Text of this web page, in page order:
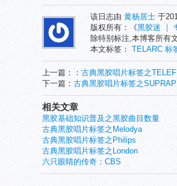
该日志由 黄杨居士 于
版权所有：《黑胶迷 ｜
除特别标注,本博客所有
本文标签： TELARC 标
上一篇：： 古典黑胶唱片标签之
下一篇： 古典黑胶唱片标签之
相关文章
黑胶基础知识普及之黑胶曲目数量
古典黑胶唱片标签之Melodya
古典黑胶唱片标签之Philips
古典黑胶唱片标签之London
六只眼睛的传奇：CBS